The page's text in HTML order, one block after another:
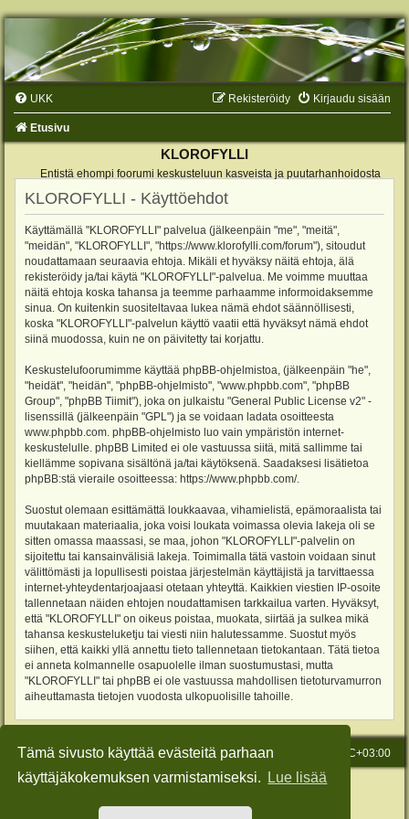
Tämä sivusto käyttää evästeitä parhaan
käyttäjäkokemuksen varmistamiseksi.
Lue lisää
UKK Kirjaudu sisään
Rekisteröidy
Etusivu
KLOROFYLLI
Entistä ehompi foorumi keskusteluun kasveista ja puutarhanhoidosta
KLOROFYLLI - Käyttöehdot
Käyttämällä "KLOROFYLLI" palvelua (jälkeenpäin "me", "meitä",
"meidän", "KLOROFYLLI", "https://www.klorofylli.com/forum"), sitoudut
noudattamaan seuraavia ehtoja. Mikäli et hyväksy näitä ehtoja, älä
rekisteröidy ja/tai käytä "KLOROFYLLI"-palvelua. Me voimme muuttaa
näitä ehtoja koska tahansa ja teemme parhaamme informoidaksemme
sinua. On kuitenkin suositeltavaa lukea nämä ehdot säännöllisesti,
koska "KLOROFYLLI"-palvelun käyttö vaatii että hyväksyt nämä ehdot
siinä muodossa, kuin ne on päivitetty tai korjattu.
Keskustelufoorumimme käyttää phpBB-ohjelmistoa, (jälkeenpäin "he",
"heidät", "heidän", "phpBB-ohjelmisto", "www.phpbb.com", "phpBB
Group", "phpBB Tiimit"), joka on julkaistu "General Public License v2" -
lisenssillä (jälkeenpäin "GPL") ja se voidaan ladata osoitteesta
www.phpbb.com . phpBB-ohjelmisto luo vain ympäristön internet-
keskustelulle. phpBB Limited ei ole vastuussa siitä, mitä sallimme tai
kiellämme sopivana sisältönä ja/tai käytöksenä. Saadaksesi lisätietoa
phpBB:stä vieraile osoitteessa: https://www.phpbb.com/.
Suostut olemaan esittämättä loukkaavaa, vihamielistä, epämoraalista tai
muutakaan materiaalia, joka voisi loukata voimassa olevia lakeja oli se
sitten omassa maassasi, se maa, johon "KLOROFYLLI"-palvelin on
sijoitettu tai kansainvälisiä lakeja. Toimimalla tätä vastoin voidaan sinut
välittömästi ja lopullisesti poistaa järjestelmän käyttäjistä ja tarvittaessa
internet-yhteydentarjoajaasi otetaan yhteyttä. Kaikkien viestien IP-osoite
tallennetaan näiden ehtojen noudattamisen tarkkailua varten. Hyväksyt,
että "KLOROFYLLI" on oikeus poistaa, muokata, siirtää ja sulkea mikä
tahansa keskusteluketju tai viesti niin halutessamme. Suostut myös
siihen, että kaikki yllä annettu tieto tallennetaan tietokantaan. Tätä tietoa
ei anneta kolmannelle osapuolelle ilman suostumustasi, mutta
"KLOROFYLLI" tai phpBB ei ole vastuussa mahdollisen tietoturvamurron
aiheuttamasta tietojen vuodosta ulkopuolisille tahoille.
Etusivu Kaikki ajat ovat UTC+03:00
Viesti Ylläpidolle
Keskustelufoorumin ohjelmistophpBB® Forum Software © phpBB Limited